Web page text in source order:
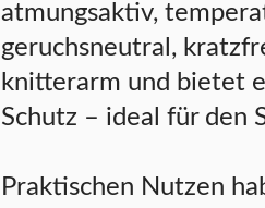
atmungsaktiv,
geruchsneutral,
knitterarm und bietet
Schutz – ideal für den
Praktischen Nutzen